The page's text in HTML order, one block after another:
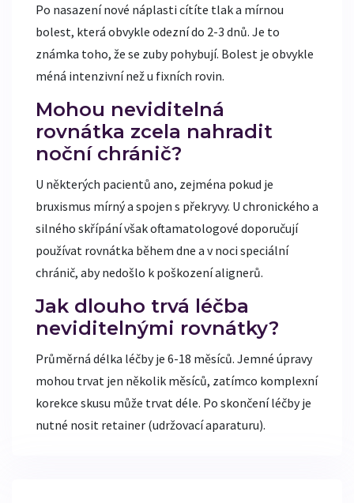
Po nasazení nové náplasti cítíte tlak a mírnou
bolest, která obvykle odezní do 2-3 dnů. Je to
známka toho, že se zuby pohybují. Bolest je obvykle
méná intenzivní než u fixních rovin.
Mohou neviditelná
rovnátka zcela nahradit
noční chránič?
U některých pacientů ano, zejména pokud je
bruxismus mírný a spojen s překryvy. U chronického a
silného skřípání však oftamatologové doporučují
používat rovnátka během dne a v noci speciální
chránič, aby nedošlo k poškození alignerů.
Jak dlouho trvá léčba
neviditelnými rovnátky?
Průměrná délka léčby je 6-18 měsíců. Jemné úpravy
mohou trvat jen několik měsíců, zatímco komplexní
korekce skusu může trvat déle. Po skončení léčby je
nutné nosit retainer (udržovací aparaturu).